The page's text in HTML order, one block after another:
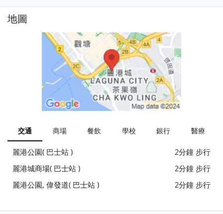
地圖
交通 商場 餐飲 學校 銀行 醫療
麗港公園( 巴士站 )
2分鐘 步行
麗港城商場( 巴士站 )
2分鐘 步行
麗港公園, 偉發道( 巴士站 )
2分鐘 步行